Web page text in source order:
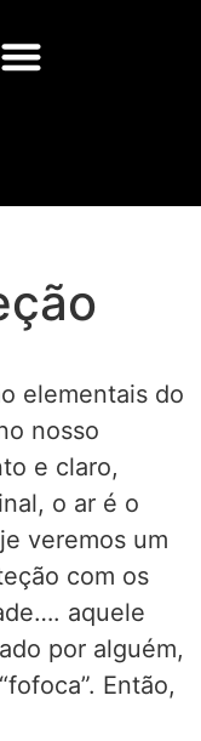
elementais do
nosso
e claro,
o ar é o
veremos um
com os
aquele
por alguém,
Então,